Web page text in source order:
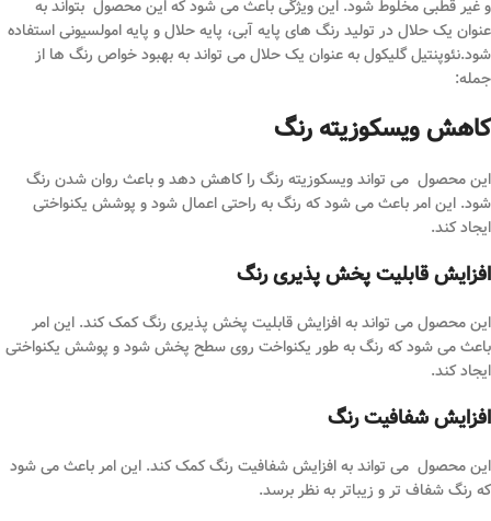
و غیر قطبی مخلوط شود. این ویژگی باعث می شود که این محصول بتواند به
عنوان یک حلال در تولید رنگ های پایه آبی، پایه حلال و پایه امولسیونی استفاده
شود.نئوپنتیل گلیکول به عنوان یک حلال می تواند به بهبود خواص رنگ ها از
جمله:
کاهش ویسکوزیته رنگ
این محصول می تواند ویسکوزیته رنگ را کاهش دهد و باعث روان شدن رنگ
شود. این امر باعث می شود که رنگ به راحتی اعمال شود و پوشش یکنواختی
ایجاد کند.
افزایش قابلیت پخش پذیری رنگ
این محصول می تواند به افزایش قابلیت پخش پذیری رنگ کمک کند. این امر
باعث می شود که رنگ به طور یکنواخت روی سطح پخش شود و پوشش یکنواختی
ایجاد کند.
افزایش شفافیت رنگ
این محصول می تواند به افزایش شفافیت رنگ کمک کند. این امر باعث می شود
که رنگ شفاف تر و زیباتر به نظر برسد.